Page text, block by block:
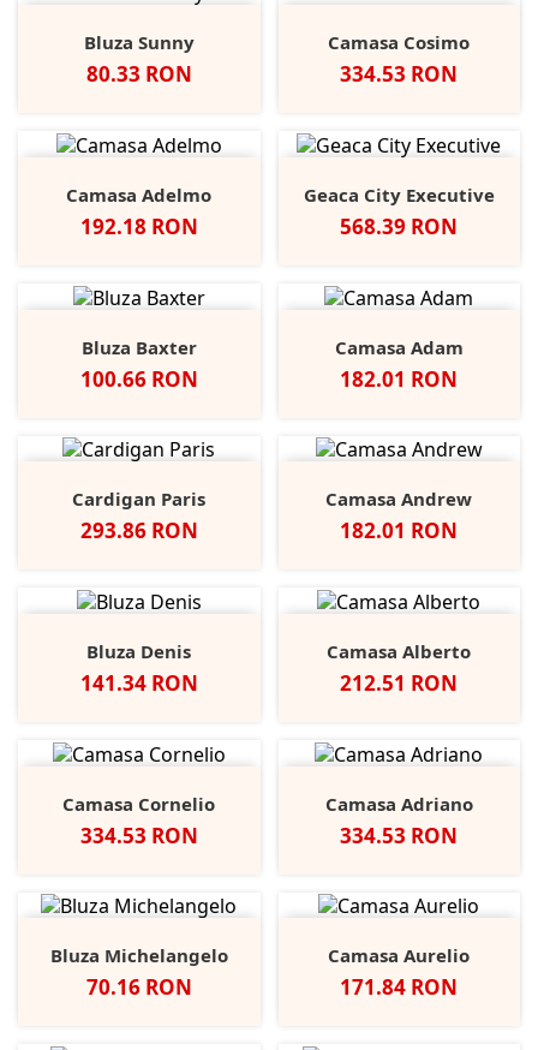
Bluza Sunny
Pret
80.33 RON
Camasa Cosimo
Pret
334.53 RON
Camasa Adelmo
Pret
192.18 RON
Geaca City Executive
Pret
568.39 RON
Bluza Baxter
Pret
100.66 RON
Camasa Adam
Pret
182.01 RON
Cardigan Paris
Pret
293.86 RON
Camasa Andrew
Pret
182.01 RON
Bluza Denis
Pret
141.34 RON
Camasa Alberto
Pret
212.51 RON
Camasa Cornelio
Pret
334.53 RON
Camasa Adriano
Pret
334.53 RON
Bluza Michelangelo
Pret
70.16 RON
Camasa Aurelio
Pret
171.84 RON